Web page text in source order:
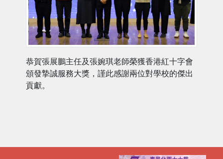
恭賀張展鵬主任及張婉琪老師榮獲香港紅十字會
頒發摯誠服務大獎，謹此感謝兩位對學校的傑出
貢獻。